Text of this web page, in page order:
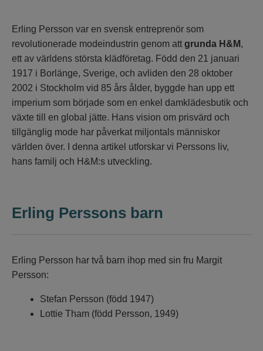
Erling Persson var en svensk entreprenör som
revolutionerade modeindustrin genom att grunda H&M ,
ett av världens största klädföretag. Född den 21 januari
1917 i Borlänge, Sverige, och avliden den 28 oktober
2002 i Stockholm vid 85 års ålder, byggde han upp ett
imperium som började som en enkel damklädesbutik och
växte till en global jätte. Hans vision om prisvärd och
tillgänglig mode har påverkat miljontals människor
världen över. I denna artikel utforskar vi Perssons liv,
hans familj och H&M:s utveckling.
Erling Perssons barn
Erling Persson har två barn ihop med sin fru Margit
Persson:
Stefan Persson (född 1947)
Lottie Tham (född Persson, 1949)